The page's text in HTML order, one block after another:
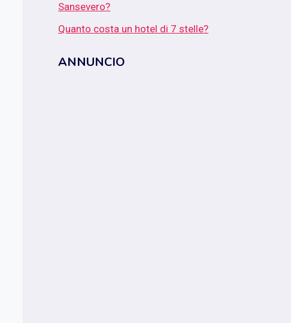
Sansevero?
Quanto costa un hotel di 7 stelle?
ANNUNCIO